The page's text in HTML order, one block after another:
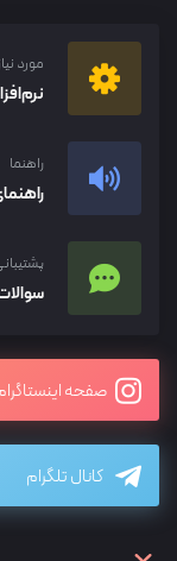
مورد
راهنما
صفحه
کانال تلگرام